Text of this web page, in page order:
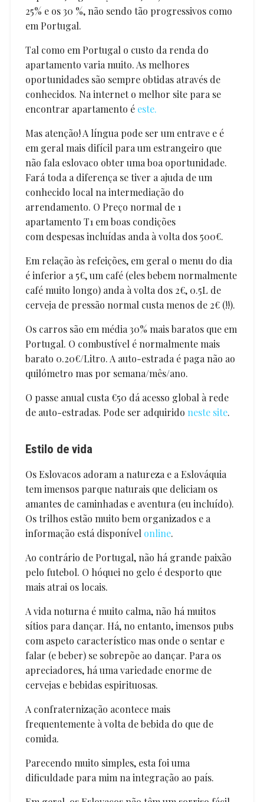
25% e os 30 %, não sendo tão progressivos como
em Portugal.
Tal como em Portugal o custo da renda do
apartamento varia muito. As melhores
oportunidades são sempre obtidas através de
conhecidos. Na internet o melhor site para se
encontrar apartamento é este.
Mas atenção! A língua pode ser um entrave e é
em geral mais difícil para um estrangeiro que
não fala eslovaco obter uma boa oportunidade.
Fará toda a diferença se tiver a ajuda de um
conhecido local na intermediação do
arrendamento. O Preço normal de 1
apartamento T1 em boas condições
com despesas incluídas anda à volta dos 500€.
Em relação às refeições, em geral o menu do dia
é inferior a 5€, um café (eles bebem normalmente
café muito longo) anda à volta dos 2€, 0.5L de
cerveja de pressão normal custa menos de 2€ (!!).
Os carros são em média 30% mais baratos que em
Portugal. O combustível é normalmente mais
barato 0.20€/Litro. A auto-estrada é paga não ao
quilómetro mas por semana/mês/ano.
O passe anual custa €50 dá acesso global à rede
de auto-estradas. Pode ser adquirido neste site.
Estilo de vida
Os Eslovacos adoram a natureza e a Eslováquia
tem imensos parque naturais que deliciam os
amantes de caminhadas e aventura (eu incluído).
Os trilhos estão muito bem organizados e a
informação está disponível online.
Ao contrário de Portugal, não há grande paixão
pelo futebol. O hóquei no gelo é desporto que
mais atrai os locais.
A vida noturna é muito calma, não há muitos
sítios para dançar. Há, no entanto, imensos pubs
com aspeto característico mas onde o sentar e
falar (e beber) se sobrepõe ao dançar. Para os
apreciadores, há uma variedade enorme de
cervejas e bebidas espirituosas.
A confraternização acontece mais
frequentemente à volta de bebida do que de
comida.
Parecendo muito simples, esta foi uma
dificuldade para mim na integração ao país.